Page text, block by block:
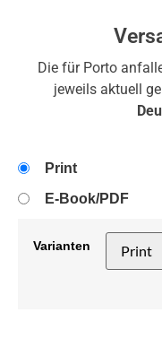
Die für Porto
jeweils aktuell
Print
E-Book/PDF
Varianten